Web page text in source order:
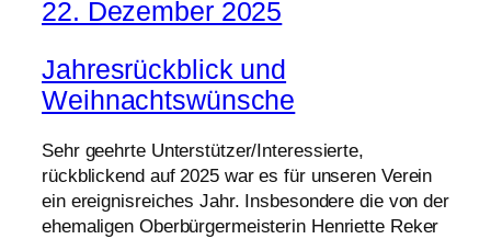
22. Dezember 2025
Jahresrückblick und
Weihnachtswünsche
Sehr geehrte Unterstützer/Interessierte,
rückblickend auf 2025 war es für unseren Verein
ein ereignisreiches Jahr. Insbesondere die von der
ehemaligen Oberbürgermeisterin Henriette Reker